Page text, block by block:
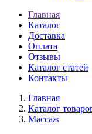
Главная
Каталог
Доставка
Оплата
Отзывы
Каталог статей
Контакты
Главная
Каталог
Массаж